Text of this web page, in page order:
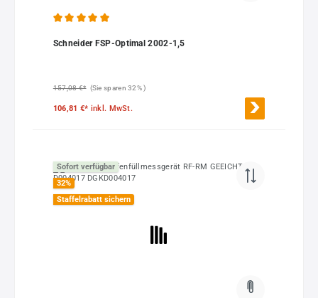
Schneider FSP-Optimal 2002-1,5
157,08 €* (Sie sparen 32% )
106,81 €* inkl. MwSt.
Sofort verfügbar
32%
Staffelrabatt sichern